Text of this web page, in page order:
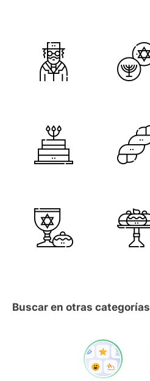
Buscar en otras categorías